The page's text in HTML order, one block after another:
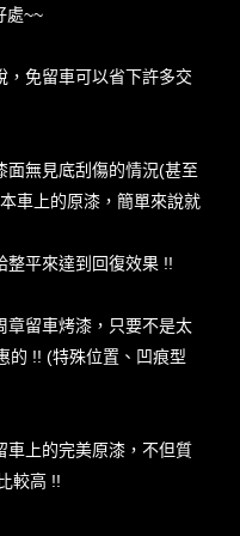
處~~
免留車可以省下許多交
無見底刮傷的情況(甚至
車上的原漆，簡單來說就
平來達到回復效果 !!
留車烤漆，只要不是太
的 !! (特殊位置、凹痕型
上的完美原漆，不但質
較高 !!